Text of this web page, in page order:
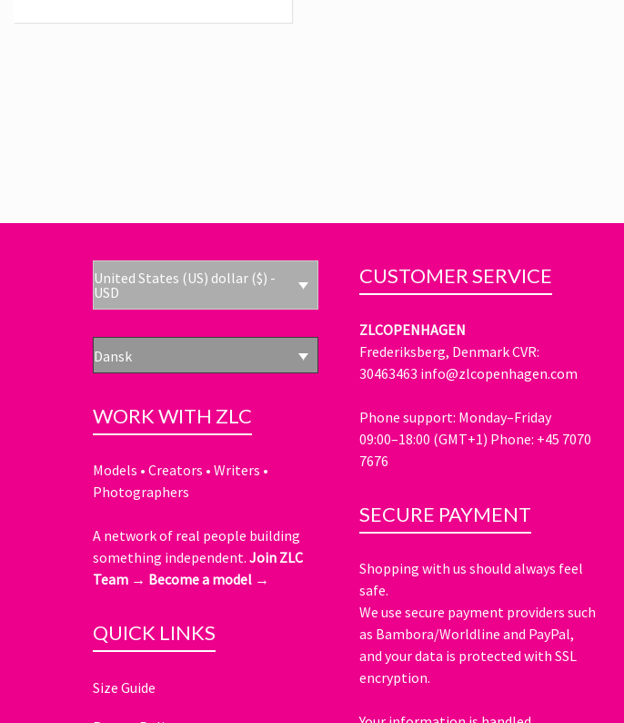
United States (US) dollar ($) -
USD
Dansk
WORK WITH ZLC
Models • Creators • Writers •
Photographers
A network of real people building
something independent. Join ZLC
Team → Become a model →
QUICK LINKS
Size Guide
CUSTOMER SERVICE
ZLCOPENHAGEN
Frederiksberg, Denmark CVR:
30463463 info@zlcopenhagen.com
Phone support: Monday–Friday
09:00–18:00 (GMT+1) Phone: +45 7070
7676
SECURE PAYMENT
Shopping with us should always feel
safe.
We use secure payment providers such
as Bambora/Worldline and PayPal,
and your data is protected with SSL
encryption.